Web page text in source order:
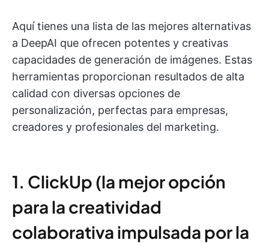
Aquí tienes una lista de las mejores alternativas
a DeepAI que ofrecen potentes y creativas
capacidades de generación de imágenes. Estas
herramientas proporcionan resultados de alta
calidad con diversas opciones de
personalización, perfectas para empresas,
creadores y profesionales del marketing.
1. ClickUp (la mejor opción
para la creatividad
colaborativa impulsada por la